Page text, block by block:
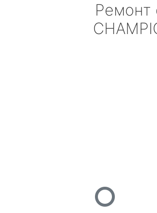
Ремонт